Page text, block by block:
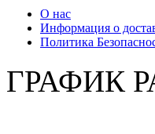
О нас
Информация о
Политика
ГРАФИК